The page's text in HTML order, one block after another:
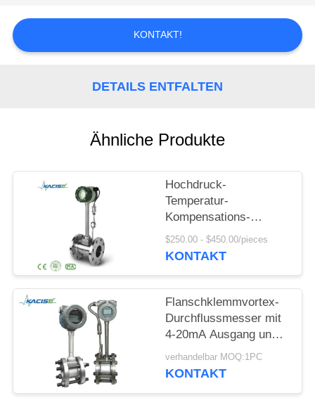
VERBINDUNG
SIE EIN
ZITAT
SITEMAP
DATENSCHUTZRICHTLINIE
KONTAKT!
DETAILS ENTFALTEN
Ähnliche Produkte
Hochdruck-
Temperatur-
Kompensations-
Gaswirbel-
Durchflussmesser mit
$250.00 - $450.00/pieces
KONTAKT
Flanschklemmvortex-
Durchflussmesser mit
4-20mA Ausgang und
DN15-DN1800
Durchmesser für
verhandelbar MOQ:1PC
KONTAKT